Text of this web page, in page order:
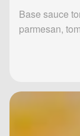
Base sauce
parmesan,